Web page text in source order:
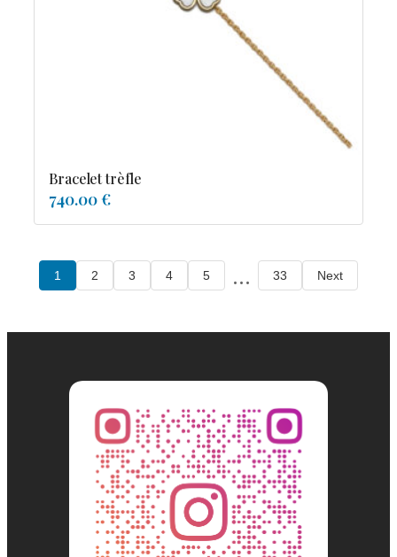
Bracelet trèfle
740.00 €
1 2 3 4 5 ... 33 Next